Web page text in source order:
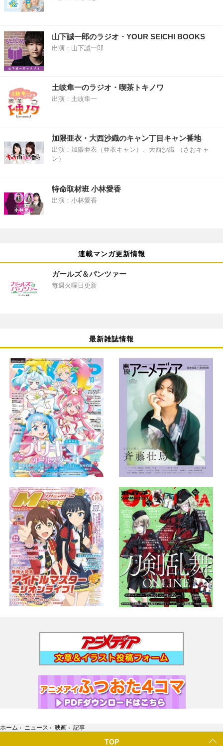
山下誠一郎のラジオ・YOUR SEICHI BOOKS
出演：山下誠一郎
土岐隼一のラジオ・喫茶トキノワ
出演：土岐隼一
加隈亜衣・大西沙織のキャン丁目キャン番地
出演：加隈亜衣（亜衣キャン）、大西沙織 （さおキャ
ン）
特命取材班 小林愛香
出演：小林愛香
連載マンガ更新情報
ガールズ＆パンツァー
毎週火曜日更新
最新雑誌情報
ホーム › ニュース › 映画 › 記事
TOP